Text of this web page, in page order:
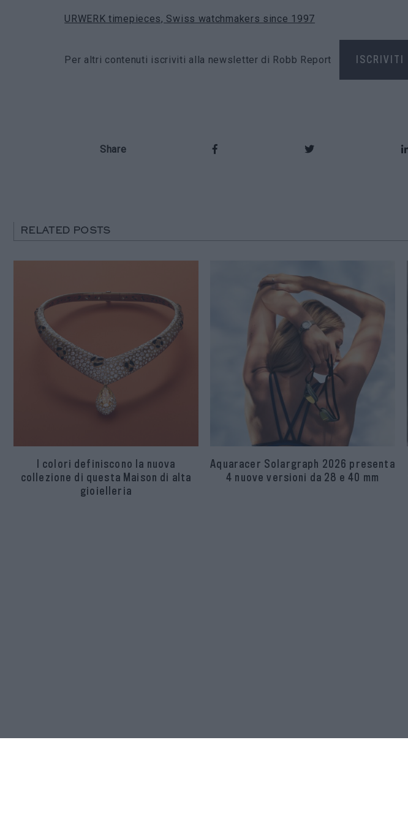
URWERK timepieces, Swiss watchmakers since 1997
Per altri contenuti iscriviti alla newsletter di Robb Report ISCRIVITI
Share
RELATED POSTS
I colori definiscono la nuova
collezione di questa Maison di alta
gioielleria
Aquaracer Solargraph 2026 presenta
4 nuove versioni da 28 e 40 mm